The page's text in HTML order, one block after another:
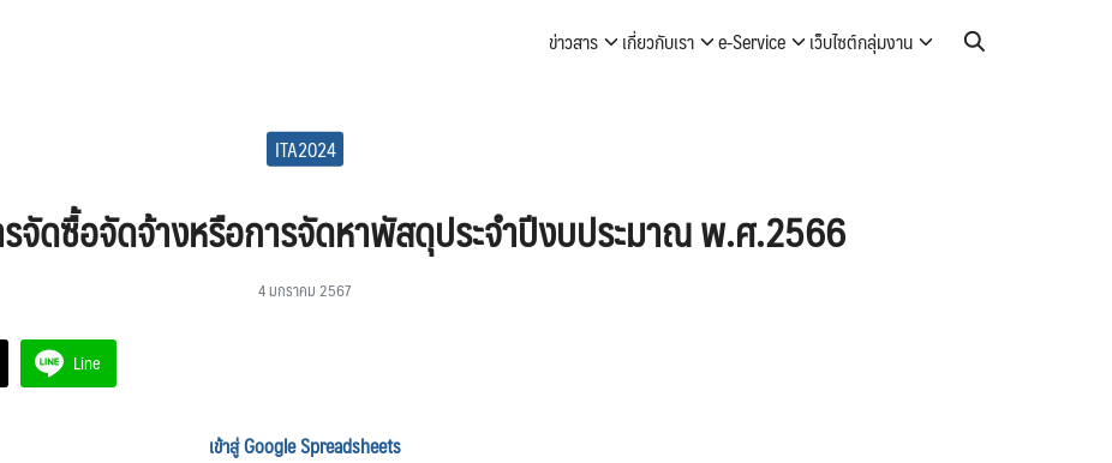
ข่าวสาร เกี่ยวกับเรา e-Service
เว็บไซต์กลุ่มงาน
ITA2024
จัดซื้อจัดจ้างหรือการจัดหาพัสดุประจำปีงบประมาณ พ.ศ.2566
4 มกราคม 2567
Line
เข้าสู่ Google Spreadsheets